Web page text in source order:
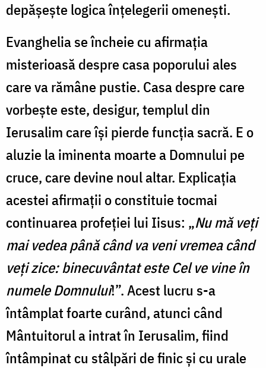
depășește logica înțelegerii omenești.
Evanghelia se încheie cu afirmația
misterioasă despre casa poporului ales
care va rămâne pustie. Casa despre care
vorbește este, desigur, templul din
Ierusalim care își pierde funcția sacră. E o
aluzie la iminenta moarte a Domnului pe
cruce, care devine noul altar. Explicația
acestei afirmații o constituie tocmai
continuarea profeției lui Iisus: „Nu mă veți
mai vedea până când va veni vremea când
veți zice: binecuvântat este Cel ve vine în
numele Domnului!”. Acest lucru s-a
întâmplat foarte curând, atunci când
Mântuitorul a intrat în Ierusalim, fiind
întâmpinat cu stâlpări de finic și cu urale